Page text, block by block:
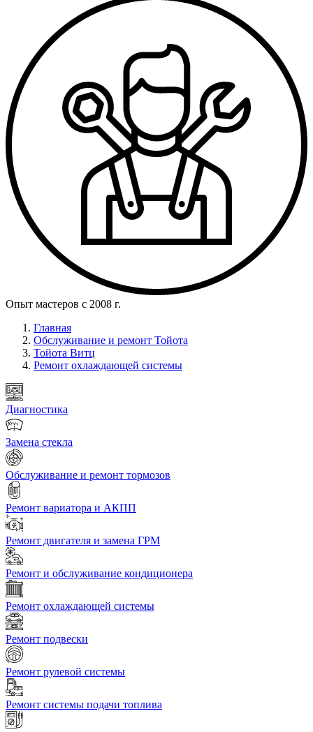
Опыт мастеров с 2008 г.
Главная
Обслуживание и ремонт Тойота
Тойота Витц
Ремонт охлаждающей системы
Диагностика
Замена стекла
Обслуживание и ремонт тормозов
Ремонт вариатора и АКПП
Ремонт двигателя и замена ГРМ
Ремонт и обслуживание кондиционера
Ремонт охлаждающей системы
Ремонт подвески
Ремонт рулевой системы
Ремонт системы подачи топлива